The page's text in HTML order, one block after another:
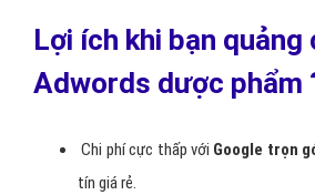
Lợi ích khi bạn quảng
Adwords dược phẩm
Chi phí cực thấp với Google trọn
tín giá rẻ.